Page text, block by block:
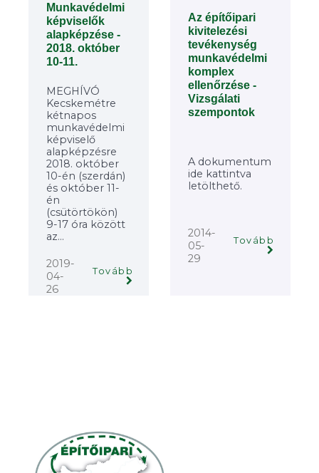
Munkavédelmi
képviselők
alapképzése -
2018. október
10-11.
MEGHÍVÓ
Kecskemétre
kétnapos
munkavédelmi
képviselő
alapképzésre
2018. október
10-én (szerdán)
és október 11-
én
(csütörtökön)
9-17 óra között
az...
2019-
04-
26
Tovább
Az építőipari
kivitelezési
tevékenység
munkavédelmi
komplex
ellenőrzése -
Vizsgálati
szempontok
A dokumentum
ide kattintva
letölthető.
2014-
05-
29
Tovább